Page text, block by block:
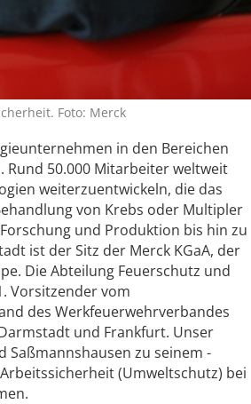
Foto: Merck
in den Bereichen
Rund 50.000 Mitarbeiter ­weltweit
weiterzuentwickeln, die das
von Krebs oder Multipler
und Produktion bis hin zu
ist der Sitz der Merck KGaA, der
Die Abteilung Feuerschutz und
Vorsitzender vom
des Werkfeuerwehrverbandes
und Frankfurt. Unser
Saßmannshausen zu seinem
(Umweltschutz) bei